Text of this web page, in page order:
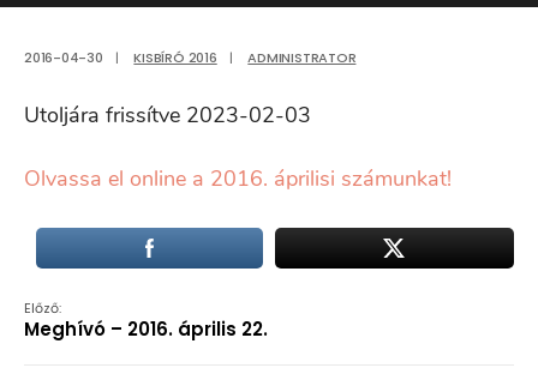
2016-04-30 | KISBÍRÓ 2016 | ADMINISTRATOR
Utoljára frissítve 2023-02-03
Olvassa el online a 2016. áprilisi számunkat!
Előző:
Meghívó – 2016. április 22.